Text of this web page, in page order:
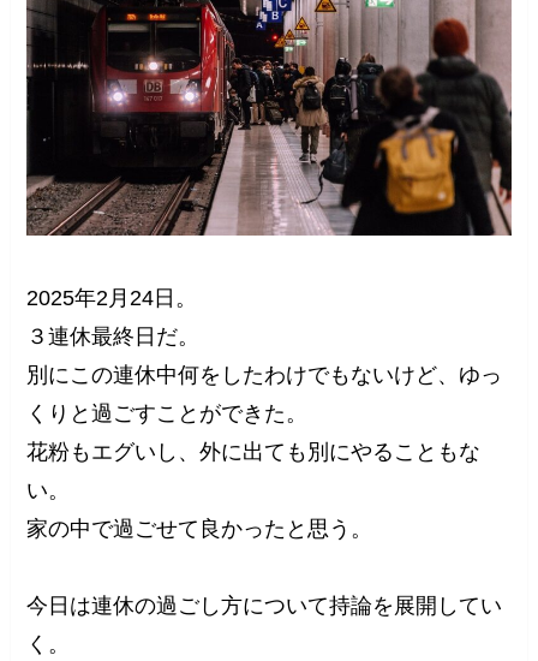
2025年2月24日。
３連休最終日だ。
別にこの連休中何をしたわけでもないけど、ゆっ
くりと過ごすことができた。
花粉もエグいし、外に出ても別にやることもな
い。
家の中で過ごせて良かったと思う。
今日は連休の過ごし方について持論を展開してい
く。